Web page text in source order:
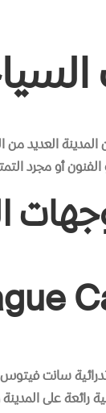
العديد من
أو مجرد
سانت
رائعة على